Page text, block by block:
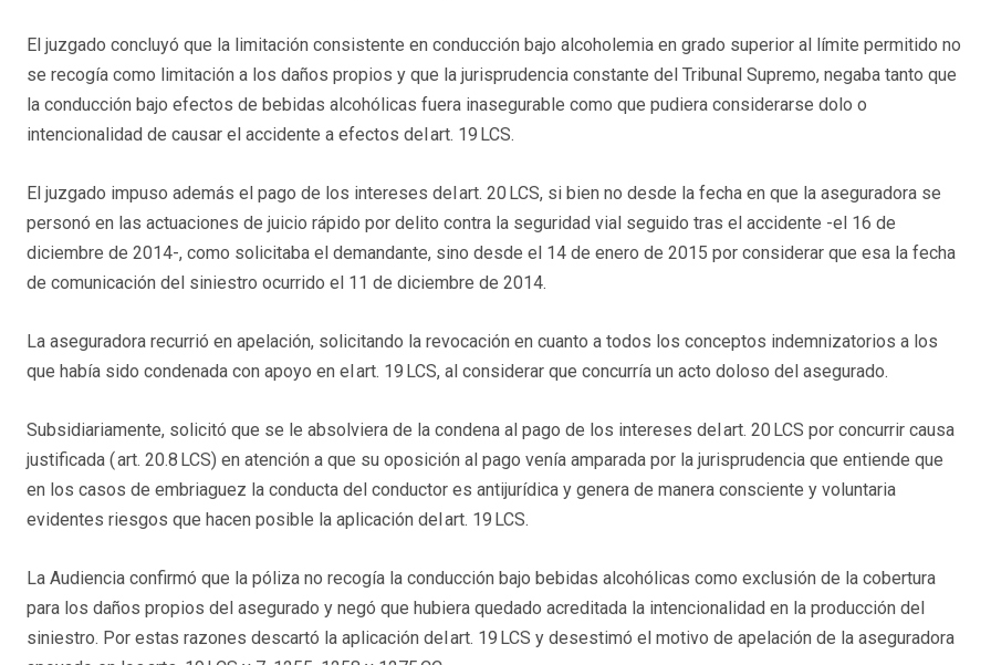
El juzgado concluyó que la limitación consistente en conducción bajo alcoholemia en grado superior al límite permitido no
se recogía como limitación a los daños propios y que la jurisprudencia constante del Tribunal Supremo, negaba tanto que
la conducción bajo efectos de bebidas alcohólicas fuera inasegurable como que pudiera considerarse dolo o
intencionalidad de causar el accidente a efectos del art. 19 LCS.
El juzgado impuso además el pago de los intereses del art. 20 LCS, si bien no desde la fecha en que la aseguradora se
personó en las actuaciones de juicio rápido por delito contra la seguridad vial seguido tras el accidente -el 16 de
diciembre de 2014-, como solicitaba el demandante, sino desde el 14 de enero de 2015 por considerar que esa la fecha
de comunicación del siniestro ocurrido el 11 de diciembre de 2014.
La aseguradora recurrió en apelación, solicitando la revocación en cuanto a todos los conceptos indemnizatorios a los
que había sido condenada con apoyo en el art. 19 LCS, al considerar que concurría un acto doloso del asegurado.
Subsidiariamente, solicitó que se le absolviera de la condena al pago de los intereses del art. 20 LCS por concurrir causa
justificada ( art. 20.8 LCS) en atención a que su oposición al pago venía amparada por la jurisprudencia que entiende que
en los casos de embriaguez la conducta del conductor es antijurídica y genera de manera consciente y voluntaria
evidentes riesgos que hacen posible la aplicación del art. 19 LCS.
La Audiencia confirmó que la póliza no recogía la conducción bajo bebidas alcohólicas como exclusión de la cobertura
para los daños propios del asegurado y negó que hubiera quedado acreditada la intencionalidad en la producción del
siniestro. Por estas razones descartó la aplicación del art. 19 LCS y desestimó el motivo de apelación de la aseguradora